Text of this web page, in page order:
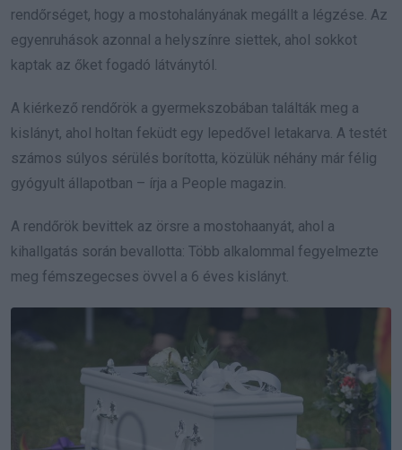
rendőrséget, hogy a mostohalányának megállt a légzése. Az
egyenruhások azonnal a helyszínre siettek, ahol sokkot
kaptak az őket fogadó látványtól.
A kiérkező rendőrök a gyermekszobában találták meg a
kislányt, ahol holtan feküdt egy lepedővel letakarva. A testét
számos súlyos sérülés borította, közülük néhány már félig
gyógyult állapotban – írja a People magazin.
A rendőrök bevittek az örsre a mostohaanyát, ahol a
kihallgatás során bevallotta: Több alkalommal fegyelmezte
meg fémszegecses övvel a 6 éves kislányt.